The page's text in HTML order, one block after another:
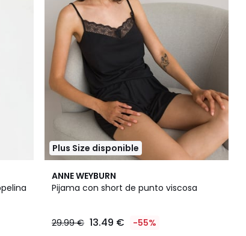
Plus Size disponible
ANNE WEYBURN
Pijama con short de punto viscosa
29.99 € 13.49 € -55%
4,8
/ 5